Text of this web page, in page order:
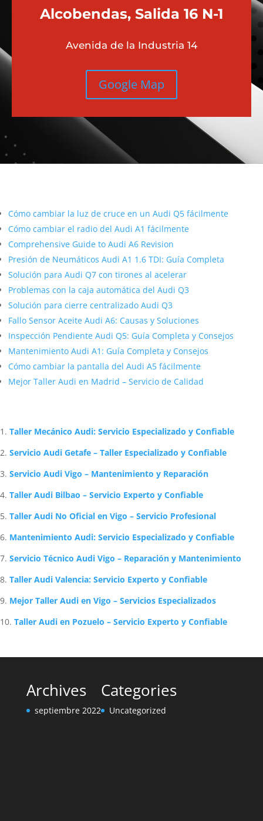
Alcobendas, Salida 16 N-1
Avenida de la Industria 14
Google Map
Cómo cambiar la luz de cruce en un Audi Q5 fácilmente
Cómo cambiar el radio del Audi A1 fácilmente
Comprehensive Guide to Audi A6 Revision
Presión de Neumáticos Audi A1 1.6 TDI: Guía Completa
Solución para Audi Q7 con tirones al acelerar
Problemas con la caja automática del Audi Q3
Solución para cierre centralizado Audi Q3
Fallo Sensor Aceite Audi A6: Causas y Soluciones
Inspección Pendiente Audi Q5: Guía Completa y Consejos
Mantenimiento Audi A1: Guía Completa y Consejos
Cómo cambiar la pantalla del Audi A5 fácilmente
Mejor Taller Audi en Madrid – Servicio de Calidad
Taller Mecánico Audi: Servicio Especializado y Confiable
Servicio Audi Getafe – Taller Especializado y Confiable
Servicio Audi Vigo – Mantenimiento y Reparación
Taller Audi Bilbao – Servicio Experto y Confiable
Taller Audi No Oficial en Vigo – Servicio Profesional
Mantenimiento Audi: Servicio Especializado y Confiable
Servicio Técnico Audi Vigo – Reparación y Mantenimiento
Taller Audi Valencia: Servicio Experto y Confiable
Mejor Taller Audi en Vigo – Servicios Especializados
Taller Audi en Pozuelo – Servicio Experto y Confiable
Archives
septiembre 2022
Categories
Uncategorized